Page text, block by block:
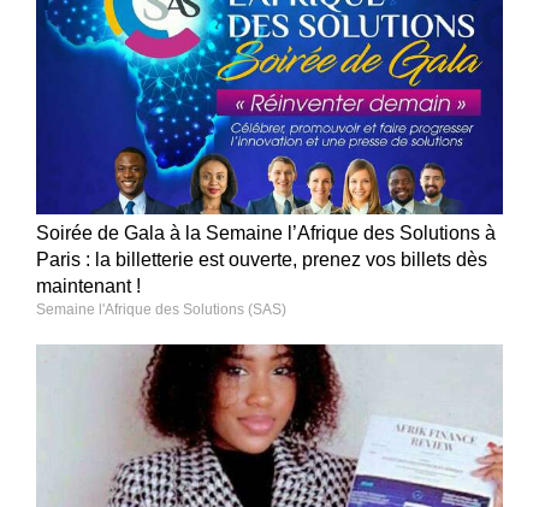
Soirée de Gala à la Semaine l’Afrique des Solutions à
Paris : la billetterie est ouverte, prenez vos billets dès
maintenant !
Semaine l'Afrique des Solutions (SAS)